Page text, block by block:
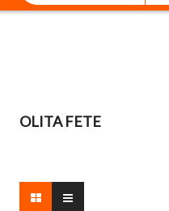
OLITA FETE